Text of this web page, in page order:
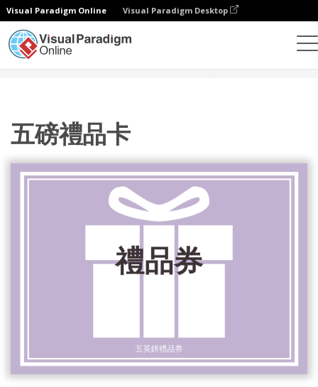
Visual Paradigm Online Visual Paradigm Desktop
五磅禮品卡